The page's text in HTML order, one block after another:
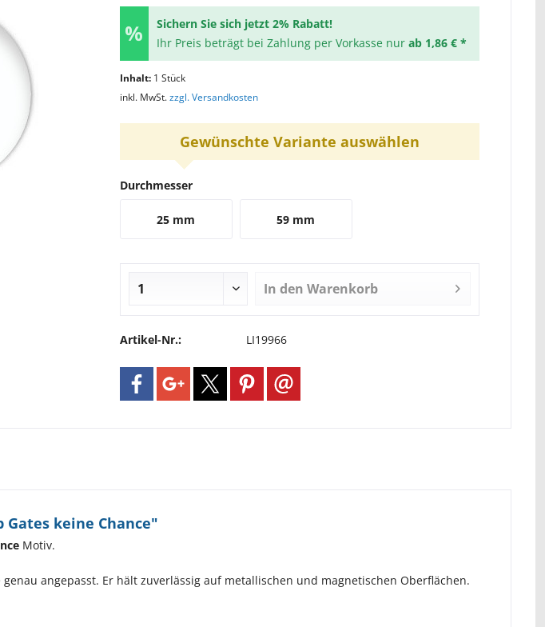
Sichern Sie sich jetzt 2% Rabatt!
Ihr Preis beträgt bei Zahlung per Vorkasse nur ab 1,86 € *
Inhalt: 1 Stück
inkl. MwSt.zzgl. Versandkosten
Gewünschte Variante auswählen
Durchmesser
25 mm 59 mm
In den Warenkorb
Artikel-Nr.: LI19966
keine Chance"
Motiv.
angepasst. Er hält zuverlässig auf metallischen und magnetischen Oberflächen.